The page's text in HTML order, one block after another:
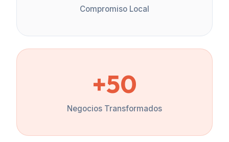
Compromiso Local
+50
Negocios Transformados